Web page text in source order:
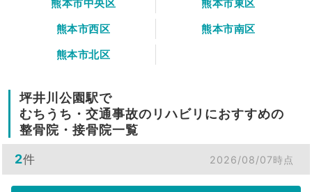
熊本市中央区
熊本市東区
熊本市西区
熊本市南区
熊本市北区
坪井川公園駅で
むちうち・交通事故のリハビリにおすすめの
整骨院・接骨院一覧
2件 2026/08/07時点